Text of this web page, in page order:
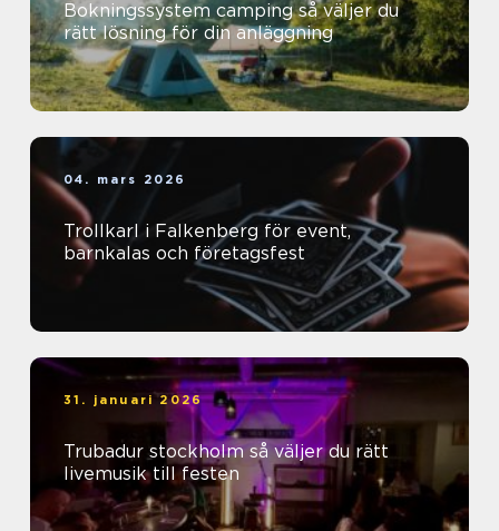
Bokningssystem camping så väljer du
rätt lösning för din anläggning
04. mars 2026
Trollkarl i Falkenberg för event,
barnkalas och företagsfest
31. januari 2026
Trubadur stockholm så väljer du rätt
livemusik till festen